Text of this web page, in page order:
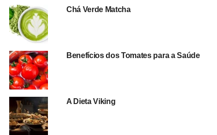
Chá Verde Matcha
Benefícios dos Tomates para a Saúde
A Dieta Viking